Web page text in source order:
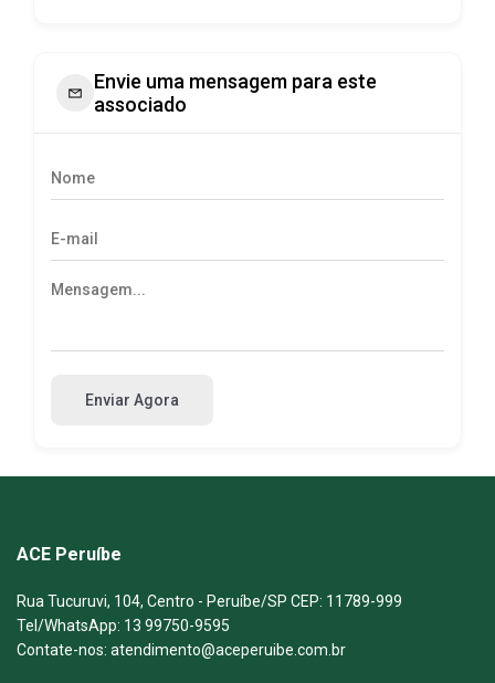
Envie uma mensagem para este
associado
Enviar Agora
ACE Peruíbe
Rua Tucuruvi, 104, Centro - Peruíbe/SP CEP: 11789-999
Tel/WhatsApp: 13 99750-9595
Contate-nos: atendimento@aceperuibe.com.br